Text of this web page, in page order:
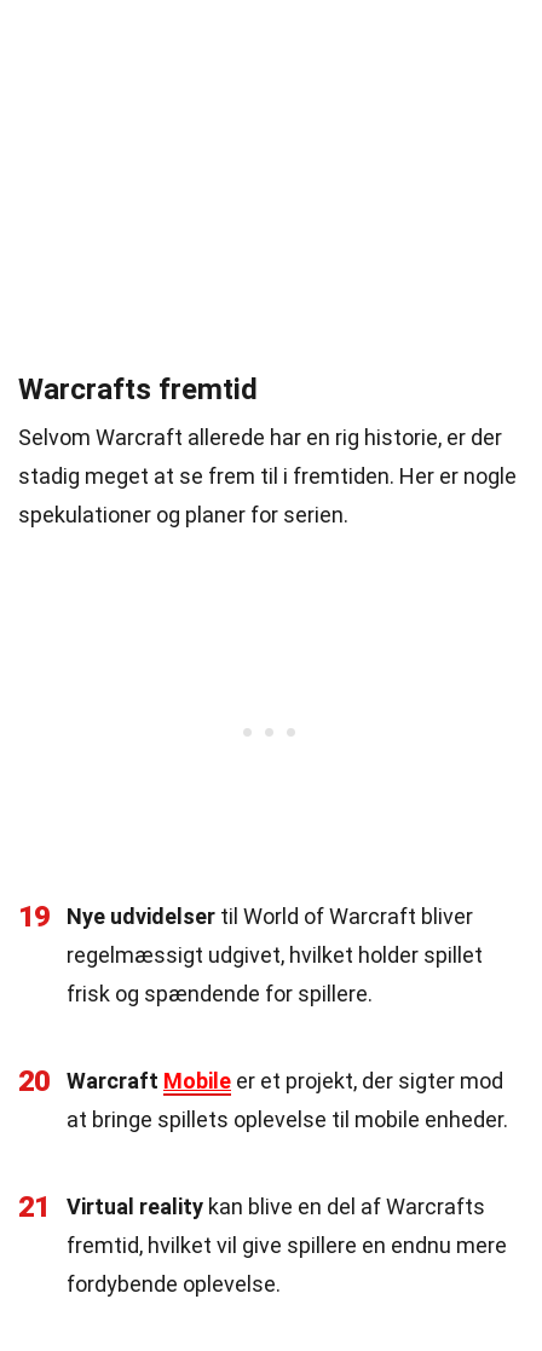
Warcrafts fremtid
Selvom Warcraft allerede har en rig historie, er der
stadig meget at se frem til i fremtiden. Her er nogle
spekulationer og planer for serien.
19 Nye udvidelser til World of Warcraft bliver
regelmæssigt udgivet, hvilket holder spillet
frisk og spændende for spillere.
20 Warcraft Mobile er et projekt, der sigter mod
at bringe spillets oplevelse til mobile enheder.
21 Virtual reality kan blive en del af Warcrafts
fremtid, hvilket vil give spillere en endnu mere
fordybende oplevelse.